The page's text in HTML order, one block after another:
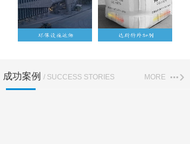
成功案例 / SUCCESS STORIES MORE